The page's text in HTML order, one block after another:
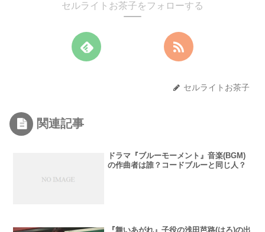
セルライトお茶子をフォローする
セルライトお茶子
関連記事
ドラマ『ブルーモーメント』音楽(BGM)
の作曲者は誰？コードブルーと同じ人？
『舞いあがれ』子役の浅田芭路(はろ)の出